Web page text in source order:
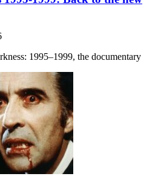
1995–1999, the documentary